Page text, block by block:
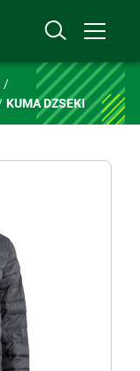
KUMA DZSEKI